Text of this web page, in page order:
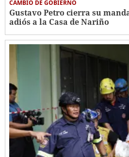
CAMBIO DE GOBIERNO
Gustavo Petro cierra su
adiós a la Casa de Nariño